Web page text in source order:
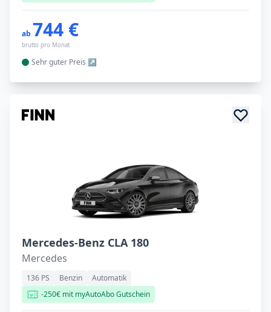
ab 744 €
brutto pro Monat
Sehr guter Preis
Mercedes-Benz CLA 180
Mercedes
136 PS Benzin
Automatik
-250€ mit myAutoAbo Gutschein